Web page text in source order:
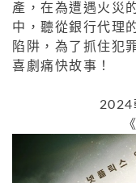
產，在為遭遇火災
中，聽從銀行代理
陷阱，為了抓住犯
喜劇痛快故事！
2024